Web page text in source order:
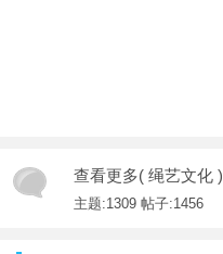
查看更多( 绳艺文化 )
主题:1309 帖子:1456